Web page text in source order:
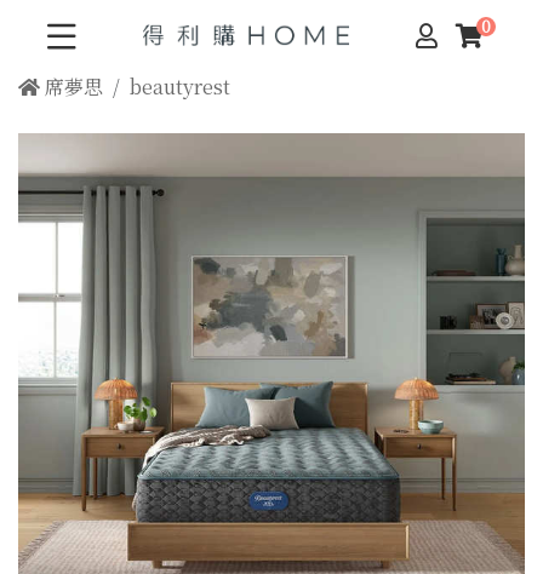
席夢思 beautyrest